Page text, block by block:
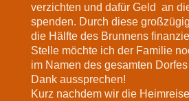
verzichten und dafür Geld an
spenden. Durch diese
die Hälfte des Brunnens
Stelle möchte ich der Familie
im Namen des gesamten
Dank aussprechen!
Kurz nachdem wir die